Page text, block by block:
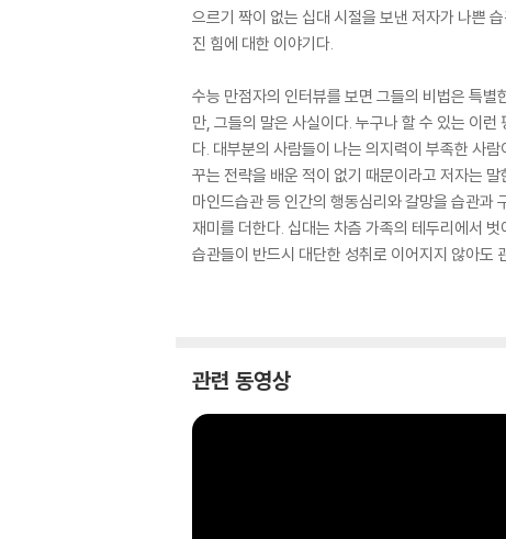
으르기 짝이 없는 십대 시절을 보낸 저자가 나쁜
진 힘에 대한 이야기다.
수능 만점자의 인터뷰를 보면 그들의 비법은 특
만, 그들의 말은 사실이다. 누구나 할 수 있는 이
다. 대부분의 사람들이 나는 의지력이 부족한 사
꾸는 전략을 배운 적이 없기 때문이라고 저자는
마인드습관 등 인간의 행동심리와 갈망을 습관과
재미를 더한다. 십대는 차츰 가족의 테두리에서
습관들이 반드시 대단한 성취로 이어지지 않아도
관련 동영상